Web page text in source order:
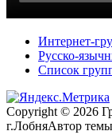
Интернет-
Русско-
Список
Copyright © 2026
г.ЛобняАвтор темы